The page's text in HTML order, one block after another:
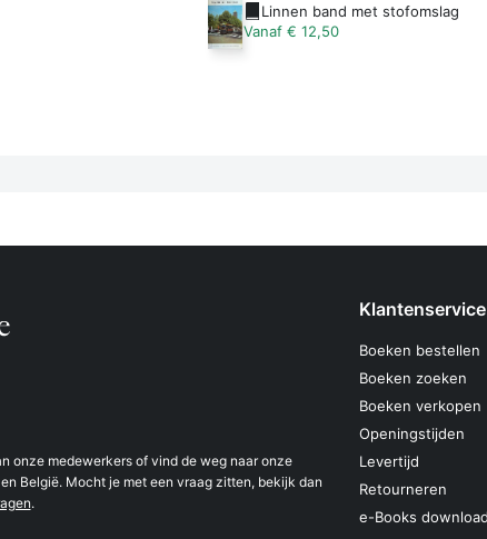
Linnen band met stofomslag
Vanaf € 12,50
onze medewerkers of vind de weg naar onze
België. Mocht je met een vraag zitten, bekijk dan
.
Klantenservice
Boeken bestellen
Boeken zoeken
Boeken verkopen
Openingstijden
Levertijd
Retourneren
e-Books